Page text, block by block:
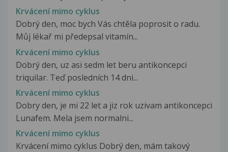
Krvácení mimo cyklus
Dobrý den, moc bych Vás chtěla poprosit o radu.
Můj lékař mi předepsal vitamín...
Krvácení mimo cyklus
Dobrý den, uz asi sedm let beru antikoncepci
triquilar. Teď posledních 14 dni...
Krvácení mimo cyklus
Dobry den, je mi 22 let a jiz rok uzivam antikoncepci
Lunafem. Mela jsem normalni...
Krvácení mimo cyklus
Krvácení mimo cyklus Dobrý den, mám takový